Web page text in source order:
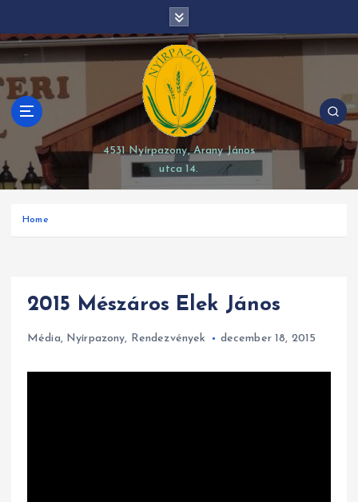
i
p
t
o
t
e
4531 Nyírpazony, Arany János
utca 14.
Home
2015 Mészáros Elek János
Média, Nyírpazony, Rendezvények december 18, 2015
modal-check